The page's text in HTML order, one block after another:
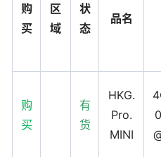
购
买
区
域
状
态
品名
购
买
有
货
HKG.
Pro.
MINI